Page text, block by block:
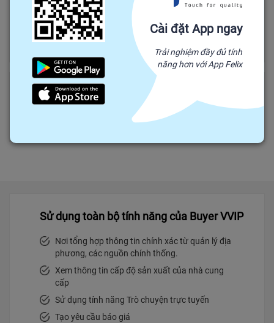
HỮU THẢO AUDIO
Thành phố Hồ Chí Minh
Lĩnh vực:Linh kiện điện tử, phụ kiện & viễn thông
VÕ HOÀNG NHU
Tỉnh Hậu Giang
Nông nghiệp
Sử dụng toàn bộ tính năng của Buyer VVIP
Nơi tổng hợp thông tin chính xác từ quản lý địa
phương, các nguồn chính thống.
Xem thông tin cấp độ sản xuất của nhà cung
cấp
Sử dụng tính năng Trò chuyện trực tuyến
Tạo yêu cầu báo giá
Cài đặt App ngay
Trải nghiệm đầy đủ tính
năng hơn với App Felix